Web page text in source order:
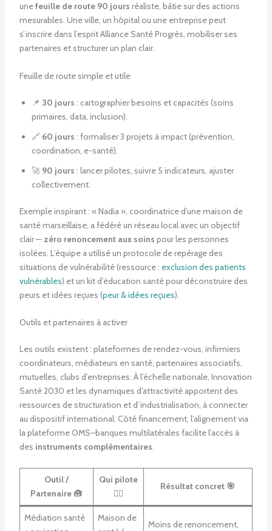
unefeuille de route 90 jours réaliste, bâtie sur des actions
mesurables. Une ville, un hôpital ou une entreprise peut
s’inscrire dans l’esprit Alliance Santé Progrès, mobiliser ses
partenaires et structurer un plan clair.
Feuille de route simple et utile
📌 30 jours : cartographier besoins et capacités (soins
primaires, data, inclusion).
🔗 60 jours : formaliser 3 projets à impact (prévention,
coordination, e-santé).
🚀 90 jours : lancer pilotes, suivre 5 indicateurs, ajuster
collectivement.
Exemple inspirant : « Nadia », coordinatrice d’une maison de
santé marseillaise, a fédéré un réseau local avec un objectif
clair — zéro renoncement aux soins pour les personnes
isolées. L’équipe a utilisé un protocole de repérage des
situations de vulnérabilité (ressource : exclusion des patients
vulnérables) et un kit d’éducation santé pour déconstruire des
peurs et idées reçues (peur & idées reçues).
Outils et partenaires à activer
Les outils existent : plateformes de rendez-vous, infirmiers
coordinateurs, médiateurs en santé, partenaires associatifs,
mutuelles, clubs d’entreprises. À l’échelle nationale, Innovation
Santé 2030 et les dynamiques d’attractivité apportent des
ressources de structuration et d’industrialisation, à connecter
au dispositif international. Côté financement, l’alignement via
la plateforme OMS–banques multilatérales facilite l’accès à
des instruments complémentaires.
Outil /
Partenaire 🧰
Qui pilote
👩‍⚕️
Résultat concret 🎯
Médiation santé
Maison de
Moins de renoncement,